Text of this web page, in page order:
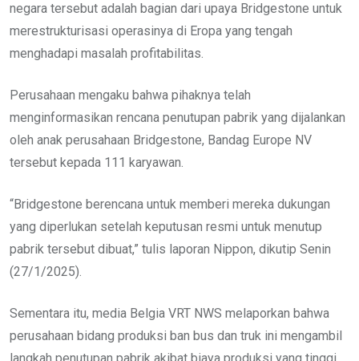
negara tersebut adalah bagian dari upaya Bridgestone untuk
merestrukturisasi operasinya di Eropa yang tengah
menghadapi masalah profitabilitas.
Perusahaan mengaku bahwa pihaknya telah
menginformasikan rencana penutupan pabrik yang dijalankan
oleh anak perusahaan Bridgestone, Bandag Europe NV
tersebut kepada 111 karyawan.
“Bridgestone berencana untuk memberi mereka dukungan
yang diperlukan setelah keputusan resmi untuk menutup
pabrik tersebut dibuat,” tulis laporan Nippon, dikutip Senin
(27/1/2025).
Sementara itu, media Belgia VRT NWS melaporkan bahwa
perusahaan bidang produksi ban bus dan truk ini mengambil